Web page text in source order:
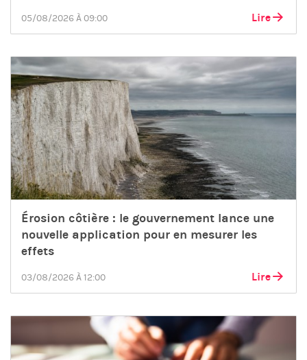
05/08/2026 À 09:00 Lire
Érosion côtière : le gouvernement lance une
nouvelle application pour en mesurer les
effets
03/08/2026 À 12:00 Lire